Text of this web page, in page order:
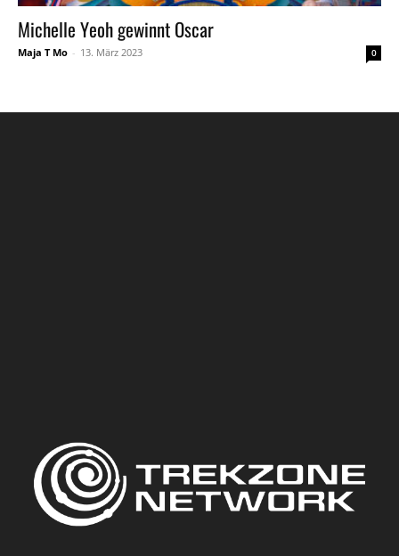
Michelle Yeoh gewinnt Oscar
Maja T Mo - 13. März 2023 0